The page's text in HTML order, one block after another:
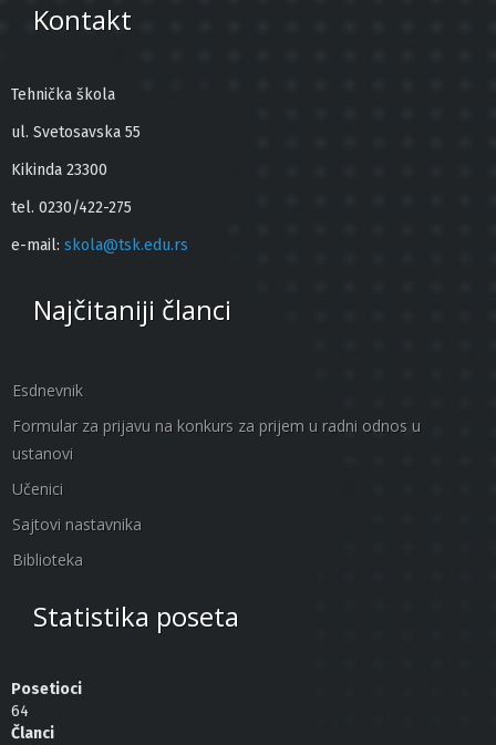
Kontakt
Tehnička škola
ul. Svetosavska 55
Kikinda 23300
tel. 0230/422-275
e-mail: skola@tsk.edu.rs
Najčitaniji članci
Esdnevnik
Formular za prijavu na konkurs za prijem u radni odnos u
ustanovi
Učenici
Sajtovi nastavnika
Biblioteka
Statistika poseta
Posetioci
64
Članci